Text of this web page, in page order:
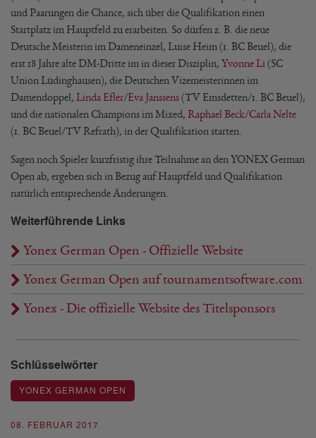
08. FEBRUAR 2017
und Paarungen die Chance, sich über die Qualifikation einen
Startplatz im Hauptfeld zu erarbeiten. So dürfen z. B. die neue
Deutsche Meisterin im Dameneinzel, Luise Heim (1. BC Beuel), die
erst 18 Jahre alte DM-Dritte im in dieser Disziplin, Yvonne Li (SC
Union Lüdinghausen), die Deutschen Vizemeisterinnen im
Damendoppel, Linda Efler/Eva Janssens(TV Emsdetten/1. BC Beuel),
und die nationalen Champions im Mixed, Raphael Beck/Carla Nelte
(1. BC Beuel/TV Refrath), in der Qualifikation starten.
Sagen noch Spieler kurzfristig ihre Teilnahme an den YONEX German
Open ab, ergeben sich in Bezug auf Hauptfeld und Qualifikation
natürlich entsprechende Änderungen.
Weiterführende Links
Yonex German Open - Offizielle Website
Yonex German Open auf tournamentsoftware.com
Yonex - Die offizielle Website des Titelsponsors
Schlüsselwörter
YONEX GERMAN OPEN